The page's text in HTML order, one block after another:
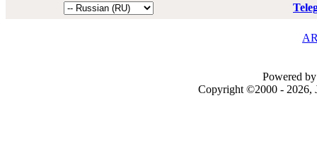
Powered
Copyright ©2000 - 2026,